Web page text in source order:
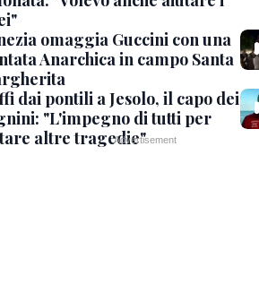
omaggia Guccini con una
Anarchica in campo Santa
dai pontili a Jesolo, il capo dei
"L'impegno di tutti per
altre tragedie"